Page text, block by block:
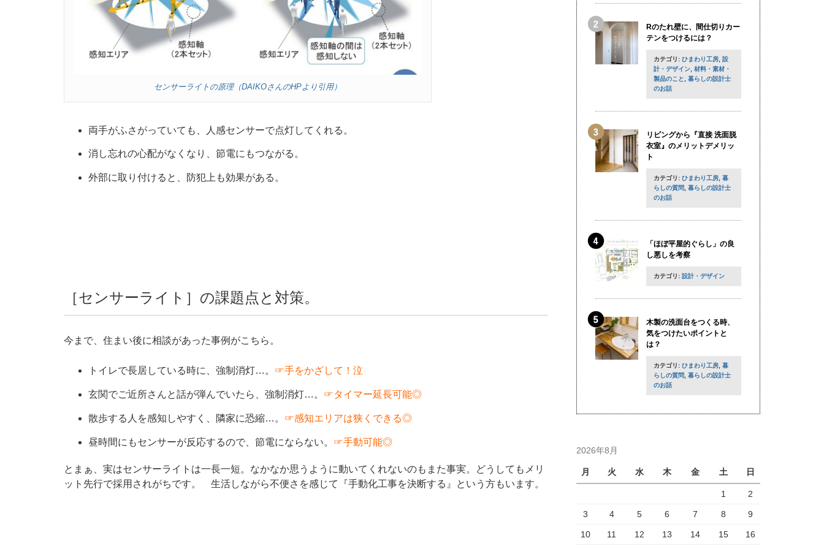
センサーライトの原理（DAIKOさんのHPより引用）
両手がふさがっていても、人感センサーで点灯してくれる。
消し忘れの心配がなくなり、節電にもつながる。
外部に取り付けると、防犯上も効果がある。
［センサーライト］の課題点と対策。
今まで、住まい後に相談があった事例がこちら。
トイレで長居している時に、強制消灯…。 ☞手をかざして！泣
玄関でご近所さんと話が弾んでいたら、強制消灯…。 ☞タイマー延長可能◎
散歩する人を感知しやすく、隣家に恐縮…。 ☞感知エリアは狭くできる◎
昼時間にもセンサーが反応するので、節電にならない。 ☞手動可能◎
とまぁ、実はセンサーライトは一長一短。なかなか思うように動いてくれないのもまた事実。どうしてもメリ
ット先行で採用されがちです。 生活しながら不便さを感じて『手動化工事を決断する』という方もいます。
Rのたれ壁に、間仕切りカー
テンをつけるには？
カテゴリ: ひまわり工房 設
計・デザイン 材料・素材・
製品のこと
暮らしの設計士
のお話
リビングから『直接 洗面脱
衣室』のメリットデメリッ
ト
カテゴリ: ひまわり工房 暮
らしの質問
暮らしの設計士
のお話
「ほぼ平屋的ぐらし」の良
し悪しを考察
カテゴリ: 設計・デザイン
木製の洗面台をつくる時、
気をつけたいポイントと
は？
カテゴリ: ひまわり工房 暮
らしの質問
暮らしの設計士
のお話
2026年8月
月 火 水 木 金 土 日
1 2
3 4 5 6 7 8 9
10 11 12 13 14 15 16